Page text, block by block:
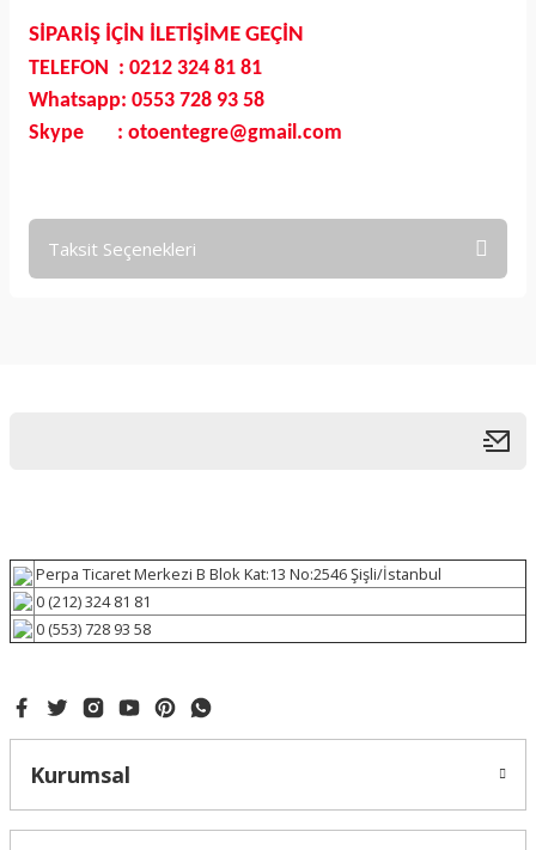
SİPARİŞ İÇİN İLETİŞİME GEÇİN
TELEFON : 0212 324 81 81
Whatsapp: 0553 728 93 58
Skype : otoentegre@gmail.com
Taksit Seçenekleri
Perpa Ticaret Merkezi B Blok Kat:13 No:2546 Şişli/İstanbul
0 (212) 324 81 81
0 (553) 728 93 58
Kurumsal